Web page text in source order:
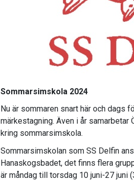
Sommarsimskola 2024
Nu är sommaren snart här och dags
märkestagning. Även i år samarbetar
kring sommarsimskola.
Sommarsimskolan som SS Delfin
Hanaskogsbadet, det finns flera
är måndag till torsdag 10 juni-27 juni